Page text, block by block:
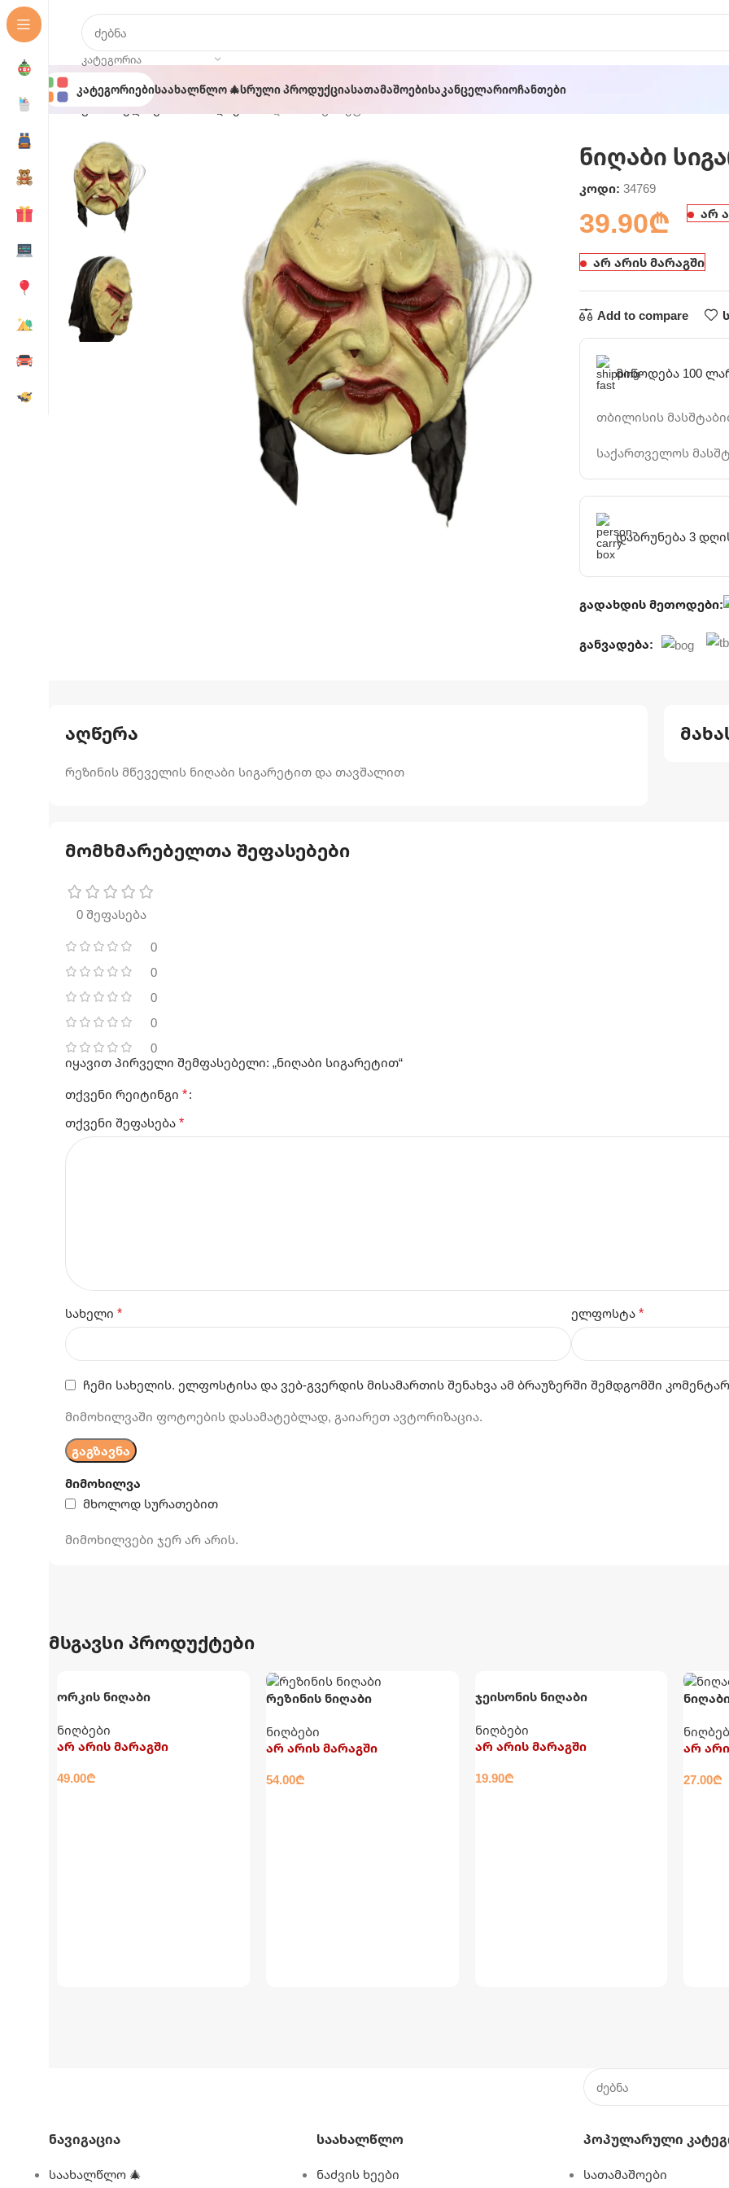
ᲙᲐᲢᲔᲒᲝᲠᲘᲐ
ᲙატეგორიებიᲡაახალწლო 🎄Სრული ᲞროდუქციაᲡათამაშოებიᲡაკანცელარიოᲩანთები
მთავარი ჰელოუინი 🎃
ნიღაბი
კოდი: 34769
39.90₾ არ
არ არის მარაგში
Add to compare
მიწოდება 100
თბილისის
საქართველოს
დაბრუნება 3
გადახდის მეთოდები:
განვადება:
აღწერა
რეზინის მწეველის ნიღაბი სიგარეტით და თავშალით
მომხმარებელთა შეფასებები
0 შეფასება
0
0
0
0
0
მიმოხილვა
მხოლოდ სურათებით
მიმოხილვები ჯერ არ არის.
იყავით პირველი შემფასებელი: „ნიღაბი სიგარეტით“
თქვენი რეიტინგი *
თქვენი შეფასება *
სახელი * ელფოსტა *
ჩემი სახელის. ელფოსტისა და ვებ-გვერდის მისამართის შენახვა ამ ბრაუზერში შემდგომში
მიმოხილვაში ფოტოების დასამატებლად, გაიარეთ ავტორიზაცია.
მსგავსი პროდუქტები
ორკის ნიღაბი
ნიღბები
არ არის მარაგში
49.00₾
რეზინის ნიღაბი
ნიღბები
არ არის მარაგში
54.00₾
ჯეისონის ნიღაბი
ნიღბები
არ არის მარაგში
19.90₾
არ
27.00₾
Ნავიგაცია
საახალწლო 🎄
Საახალწლო
ნაძვის ხეები
Პოპულარული
სათამაშოები